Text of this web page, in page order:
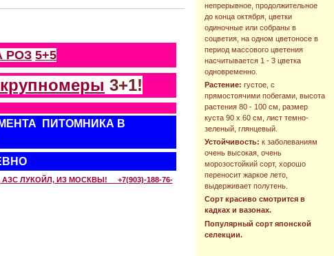
непрерывное, продолжительное
до конца октября, цветки
одиночные или собраны в
соцветия, на одном цветоносе в
период массового цветения
насчитывается 1 - 3 цветка
одновременно.
Растение: густое, с
прямостоячими побегами, высота
растения 80 - 100 см, размер
куста 90 х 60 см, лист темно-
зеленый, глянцевый.
Устойчивость: к заболеваниям
очень высокая, очень
морозостойкий сорт, хорошо
переносит жаркое лето,
выдерживает полутень.
Сорт красиво смотрится в
кадках и вазонах.
Популярный сорт японской
селекции.
РОЗ 5+5
3+1!
ПИТОМНИКА В
ЛУКОЙЛ, ИЗ МОСКВЫ! +7(903)-188-76-